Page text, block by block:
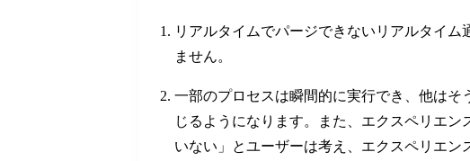
リアルタイムでパージできないリアルタイ
ません。
一部のプロセスは瞬間的に実行でき、他は
じるようになります。また、エクスペリエ
いない」とユーザーは考え、エクスペリエン